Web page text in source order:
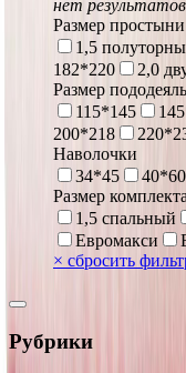
нет результатов
Размер простыни
1,5
182*220
2,0
Размер
115*145
200*218
Наволочки
34*45
Размер
1,5 спальный
Евромакси
× сбросить
Рубрики